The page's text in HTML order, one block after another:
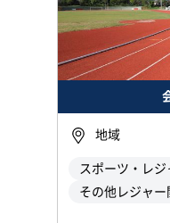
地域
スポーツ・レジ
その他レジャー